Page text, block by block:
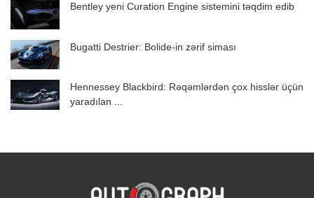
Bentley yeni Curation Engine sistemini təqdim edib
Bugatti Destrier: Bolide-in zərif siması
Hennessey Blackbird: Rəqəmlərdən çox hisslər üçün
yaradılan ...